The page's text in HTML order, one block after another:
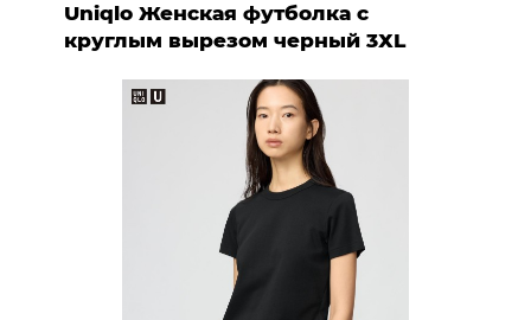
Uniqlo Женская футболка с
круглым вырезом черный 3ХL